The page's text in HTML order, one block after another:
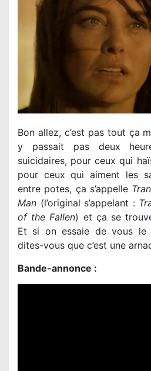
Bon allez, c’est pas tout ça
y passait pas deux
suicidaires, pour ceux qui
pour ceux qui aiment les
entre potes, ça s’appelle
Man (l’original s’appelant :
of the Fallen) et ça se
Et si on essaie de vous le
dites-vous que c’est une
Bande-annonce :